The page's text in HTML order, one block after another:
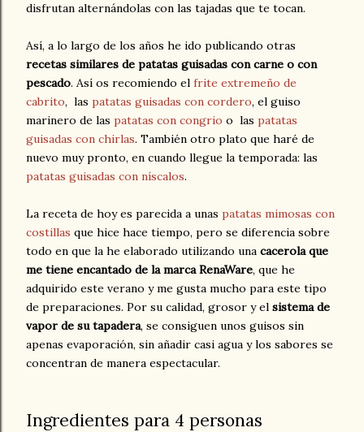
disfrutan alternándolas con las tajadas que te tocan.
Así, a lo largo de los años he ido publicando otras
recetas similares de patatas guisadas con carne o con
pescado. Así os recomiendo el frite extremeño de
cabrito, las patatas guisadas con cordero, el guiso
marinero de las patatas con congrio o las patatas
guisadas con chirlas. También otro plato que haré de
nuevo muy pronto, en cuando llegue la temporada: las
patatas guisadas con níscalos.
La receta de hoy es parecida a unas patatas mimosas con
costillas que hice hace tiempo, pero se diferencia sobre
todo en que la he elaborado utilizando una cacerola que
me tiene encantado de la marca RenaWare, que he
adquirido este verano y me gusta mucho para este tipo
de preparaciones. Por su calidad, grosor y el sistema de
vapor de su tapadera, se consiguen unos guisos sin
apenas evaporación, sin añadir casi agua y los sabores se
concentran de manera espectacular.
Ingredientes para 4 personas